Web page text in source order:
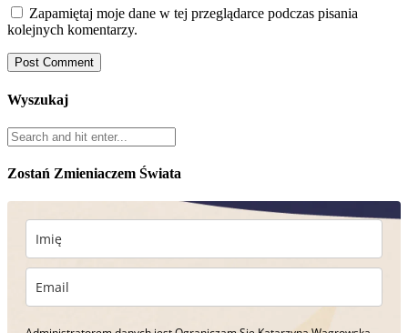
Zapamiętaj moje dane w tej przeglądarce podczas pisania
kolejnych komentarzy.
Wyszukaj
Zostań Zmieniaczem Świata